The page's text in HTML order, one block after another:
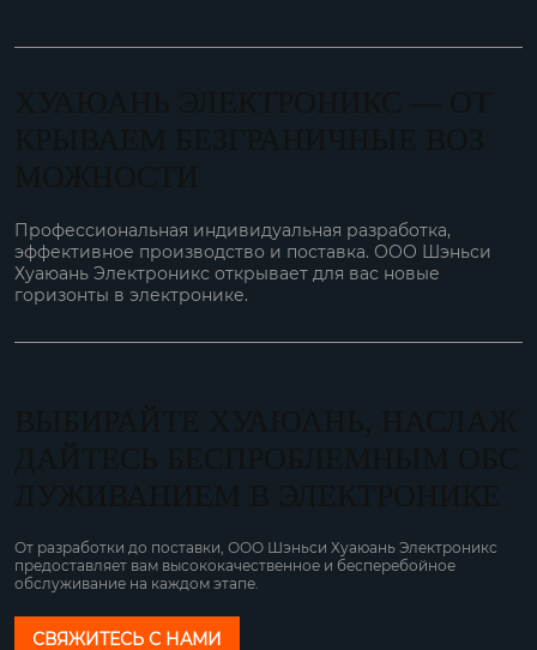
Профессиональная индивидуальная разработка,
эффективное производство и поставка. ООО Шэньси
Хуаюань Электроникс открывает для вас новые
горизонты в электронике.
От разработки до поставки, ООО Шэньси Хуаюань Электроникс
предоставляет вам высококачественное и бесперебойное
обслуживание на каждом этапе.
СВЯЖИТЕСЬ С НАМИ